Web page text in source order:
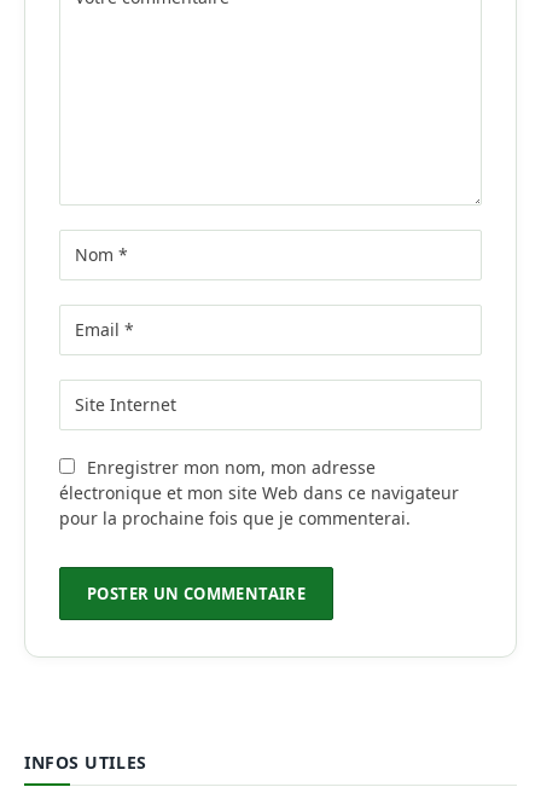
Enregistrer mon nom, mon adresse
électronique et mon site Web dans ce navigateur
pour la prochaine fois que je commenterai.
INFOS UTILES